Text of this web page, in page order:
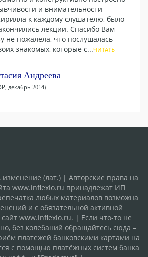
и внимательности
к каждому слушателю, было
лекции. Спасибо Вам
не пожалела, что послушалась
знакомых, которые с...ЧИТАТЬ
Андреева
декабрь 2014)
(лат.) | Авторские права на
www.inflexio.ru принадлежат ИП
любых материалов возможна
и с обязательной активной
www.inflexio.ru. | Если что-то не
без колебаний обращайтесь сюда –
платежей банковскими картами на
с помощью платёжных систем банка